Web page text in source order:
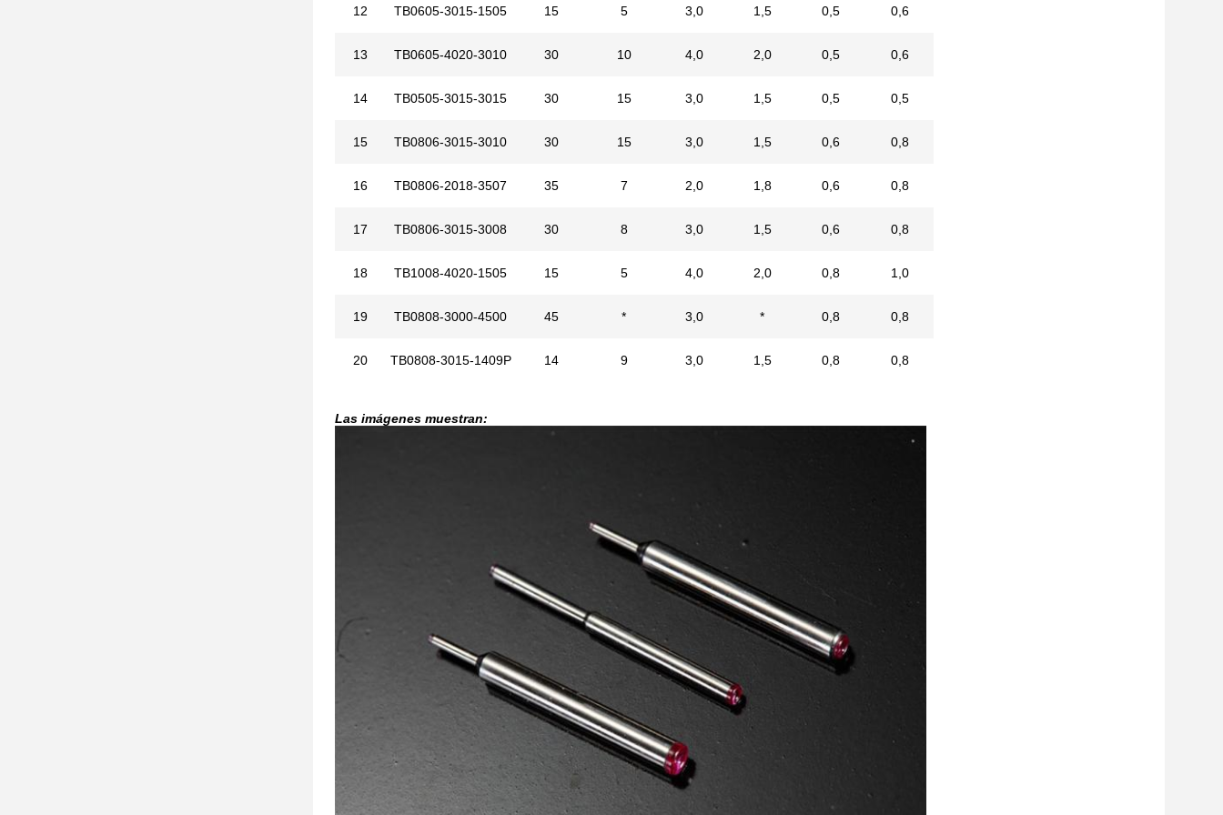
12 TB0605-3015-1505 15 5 3,0 1,5 0,5 0,6
13 TB0605-4020-3010 30 10 4,0 2,0 0,5 0,6
14 TB0505-3015-3015 30 15 3,0 1,5 0,5 0,5
15 TB0806-3015-3010 30 15 3,0 1,5 0,6 0,8
16 TB0806-2018-3507 35 7 2,0 1,8 0,6 0,8
17 TB0806-3015-3008 30 8 3,0 1,5 0,6 0,8
18 TB1008-4020-1505 15 5 4,0 2,0 0,8 1,0
19 TB0808-3000-4500 45 * 3,0 * 0,8 0,8
20 TB0808-3015-1409P 14 9 3,0 1,5 0,8 0,8
Las imágenes muestran: